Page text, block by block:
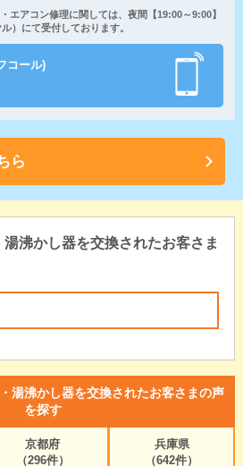
エアコン修理に関しては、夜間【19:00～9:00】
）にて受付しております。
コール)
ら
沸かし器を交換されたお客さま
湯沸かし器を交換されたお客さまの声
を探す
京都府
（296件）
兵庫県
（642件）